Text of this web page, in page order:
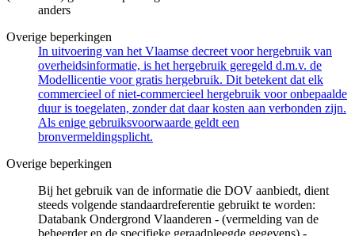
anders
Overige beperkingen
In uitvoering van het Vlaamse decreet voor hergebruik van
overheidsinformatie, is het hergebruik geregeld d.m.v. de
Modellicentie voor gratis hergebruik. Dit betekent dat elk
commercieel of niet-commercieel hergebruik voor onbepaalde
duur is toegelaten, zonder dat daar kosten aan verbonden zijn.
Als enige gebruiksvoorwaarde geldt een
bronvermeldingsplicht.
Overige beperkingen
Bij het gebruik van de informatie die DOV aanbiedt, dient
steeds volgende standaardreferentie gebruikt te worden:
Databank Ondergrond Vlaanderen - (vermelding van de
beheerder en de specifieke geraadpleegde gegevens) -